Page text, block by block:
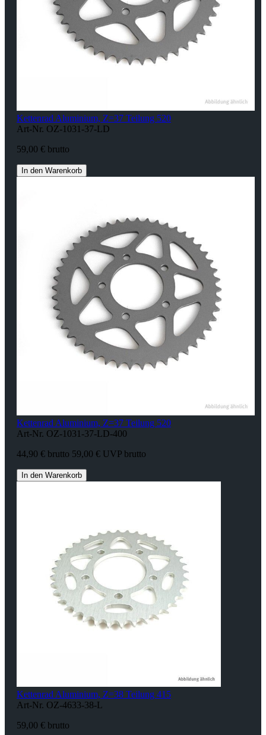
Kettenrad Aluminium, Z=37 Teilung 520
Art-Nr. OZ-1031-37-LD
59,00 € brutto
In den Warenkorb
Kettenrad Aluminium, Z=37 Teilung 520
Art-Nr. OZ-1031-37-LD-400
44,90 € brutto 59,00 € UVP brutto
In den Warenkorb
Kettenrad Aluminium, Z=38 Teilung 415
Art-Nr. OZ-4633-38-L
59,00 € brutto